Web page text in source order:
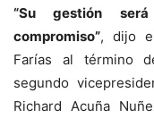
“Su gestión
compromiso”, dijo
Farías al término
segundo
Richard Acuña